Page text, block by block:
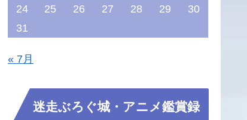
24
25 26 27 28 29
30
31
« 7月
迷走ぶろぐ城・アニメ鑑賞録